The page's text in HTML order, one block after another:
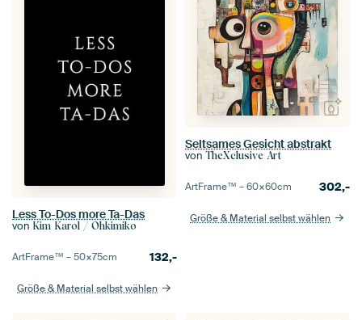
Less To-Dos more Ta-Das
von Kim Karol / Ohkimiko
ArtFrame™ –50×75cm 132,-
Größe & Material selbst wählen
Seltsames Gesicht abstrakt
von TheXclusive Art
ArtFrame™ –60×60cm 302,-
Größe & Material selbst wählen